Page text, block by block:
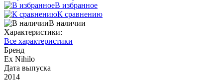
В избранное
К сравнению
В наличии
Характеристики:
Все характеристики
Бренд
Ex Nihilo
Дата выпуска
2014